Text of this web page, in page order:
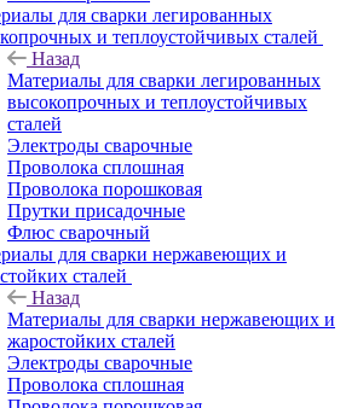
для сварки легированных
и теплоустойчивых сталей
Назад
Материалы для сварки легированных
высокопрочных и теплоустойчивых
сталей
Электроды сварочные
Проволока сплошная
Проволока порошковая
Прутки присадочные
Флюс сварочный
для сварки нержавеющих и
сталей
Назад
Материалы для сварки нержавеющих и
жаростойких сталей
Электроды сварочные
Проволока сплошная